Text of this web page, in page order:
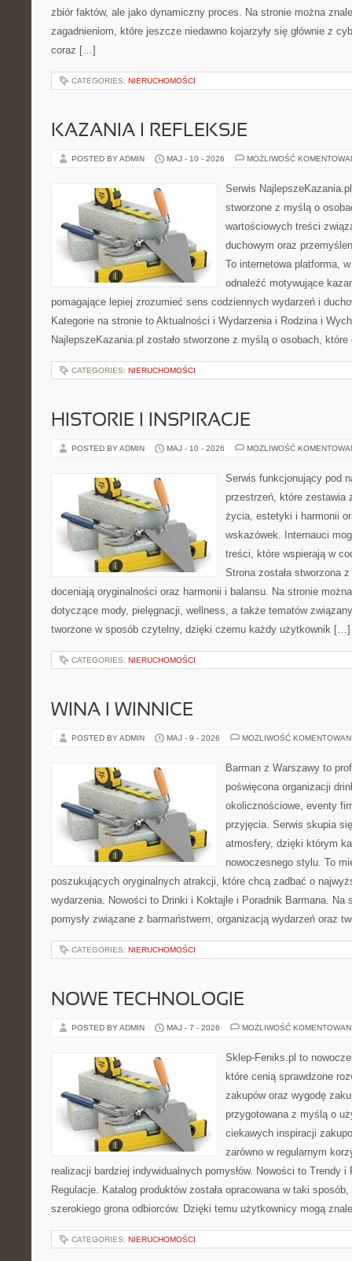
zbiór faktów, ale jako dynamiczny proces. Na stronie można
zagadnieniom, które jeszcze niedawno kojarzyły się głównie z
coraz […]
CATEGORIES: NIERUCHOMOŚCI
KAZANIA I REFLEKSJE
POSTED BY ADMIN MAJ - 10 - 2026 MOŻLIWOŚĆ
Serwis
stworzone z myślą o
wartościowych treści
duchowym oraz
To internetowa platforma,
odnaleźć motywujące
pomagające lepiej zrozumieć sens codziennych wydarzeń i
Kategorie na stronie to Aktualności i Wydarzenia i Rodzina i
NajlepszeKazania.pl zostało stworzone z myślą o osobach,
CATEGORIES: NIERUCHOMOŚCI
HISTORIE I INSPIRACJE
POSTED BY ADMIN MAJ - 10 - 2026 MOŻLIWOŚĆ
Serwis funkcjonujący pod
przestrzeń, które zestawia
życia, estetyki i harmonii
wskazówek. Internauci
treści, które wspierają w
Strona została stworzona
doceniają oryginalności oraz harmonii i balansu. Na stronie
dotyczące mody, pielęgnacji, wellness, a także tematów
tworzone w sposób czytelny, dzięki czemu każdy użytkownik […]
CATEGORIES: NIERUCHOMOŚCI
WINA I WINNICE
POSTED BY ADMIN MAJ - 9 - 2026 MOŻLIWOŚĆ
Barman z Warszawy to
poświęcona organizacji
okolicznościowe, eventy
przyjęcia. Serwis skupia
atmosfery, dzięki którym
nowoczesnego stylu. To
poszukujących oryginalnych atrakcji, które chcą zadbać o
wydarzenia. Nowości to Drinki i Koktajle i Poradnik Barmana. Na
pomysły związane z barmaństwem, organizacją wydarzeń oraz
CATEGORIES: NIERUCHOMOŚCI
NOWE TECHNOLOGIE
POSTED BY ADMIN MAJ - 7 - 2026 MOŻLIWOŚĆ
Sklep-Feniks.pl to
które cenią sprawdzone
zakupów oraz wygodę
przygotowana z myślą o
ciekawych inspiracji
zarówno w regularnym
realizacji bardziej indywidualnych pomysłów. Nowości to Trendy i
Regulacje. Katalog produktów została opracowana w taki
szerokiego grona odbiorców. Dzięki temu użytkownicy mogą
CATEGORIES: NIERUCHOMOŚCI